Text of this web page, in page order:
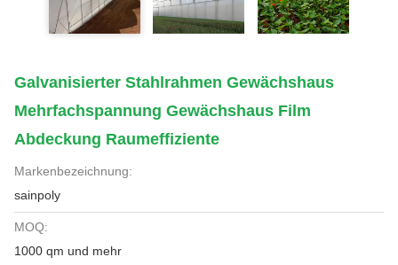
Galvanisierter Stahlrahmen Gewächshaus
Mehrfachspannung Gewächshaus Film
Abdeckung Raumeffiziente
Markenbezeichnung:
sainpoly
MOQ:
1000 qm und mehr